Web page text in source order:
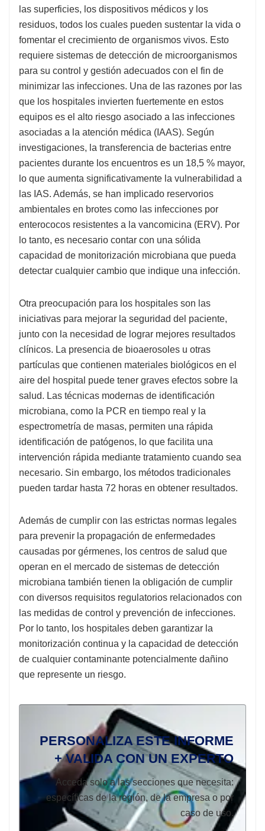
las superficies, los dispositivos médicos y los
residuos, todos los cuales pueden sustentar la vida o
fomentar el crecimiento de organismos vivos. Esto
requiere sistemas de detección de microorganismos
para su control y gestión adecuados con el fin de
minimizar las infecciones. Una de las razones por las
que los hospitales invierten fuertemente en estos
equipos es el alto riesgo asociado a las infecciones
asociadas a la atención médica (IAAS). Según
investigaciones, la transferencia de bacterias entre
pacientes durante los encuentros es un 18,5 % mayor,
lo que aumenta significativamente la vulnerabilidad a
las IAS. Además, se han implicado reservorios
ambientales en brotes como las infecciones por
enterococos resistentes a la vancomicina (ERV). Por
lo tanto, es necesario contar con una sólida
capacidad de monitorización microbiana que pueda
detectar cualquier cambio que indique una infección.
Otra preocupación para los hospitales son las
iniciativas para mejorar la seguridad del paciente,
junto con la necesidad de lograr mejores resultados
clínicos. La presencia de bioaerosoles u otras
partículas que contienen materiales biológicos en el
aire del hospital puede tener graves efectos sobre la
salud. Las técnicas modernas de identificación
microbiana, como la PCR en tiempo real y la
espectrometría de masas, permiten una rápida
identificación de patógenos, lo que facilita una
intervención rápida mediante tratamiento cuando sea
necesario. Sin embargo, los métodos tradicionales
pueden tardar hasta 72 horas en obtener resultados.
Además de cumplir con las estrictas normas legales
para prevenir la propagación de enfermedades
causadas por gérmenes, los centros de salud que
operan en el mercado de sistemas de detección
microbiana también tienen la obligación de cumplir
con diversos requisitos regulatorios relacionados con
las medidas de control y prevención de infecciones.
Por lo tanto, los hospitales deben garantizar la
monitorización continua y la capacidad de detección
de cualquier contaminante potencialmente dañino
que represente un riesgo.
PERSONALIZA ESTE INFORME
+ VALIDA CON UN EXPERTO
Acceda solo a las secciones que necesita:
específicas de la región, de la empresa o por
caso de uso.